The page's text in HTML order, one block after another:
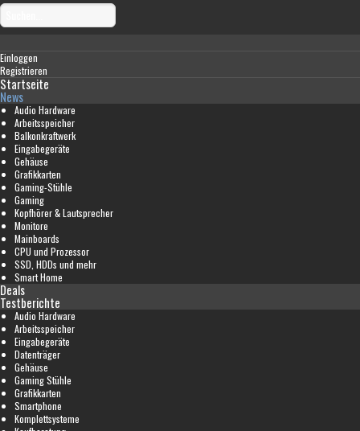
Einloggen
Registrieren
Startseite
News
Audio Hardware
Arbeitsspeicher
Balkonkraftwerk
Eingabegeräte
Gehäuse
Grafikkarten
Gaming-Stühle
Gaming
Kopfhörer & Lautsprecher
Monitore
Mainboards
CPU und Prozessor
SSD, HDDs und mehr
Smart Home
Deals
Testberichte
Audio Hardware
Arbeitsspeicher
Eingabegeräte
Datenträger
Gehäuse
Gaming Stühle
Grafikkarten
Smartphone
Komplettsysteme